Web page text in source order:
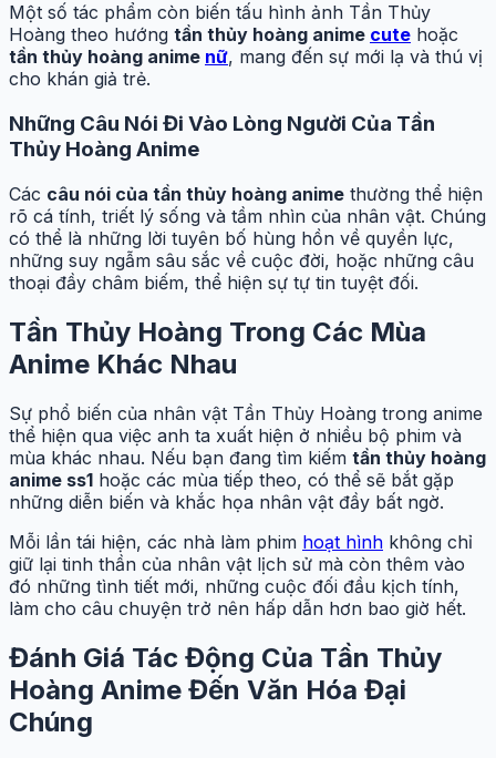
Một số tác phẩm còn biến tấu hình ảnh Tần Thủy
Hoàng theo hướng tần thủy hoàng anime cute hoặc
tần thủy hoàng anime nữ, mang đến sự mới lạ và thú vị
cho khán giả trẻ.
Những Câu Nói Đi Vào Lòng Người Của Tần
Thủy Hoàng Anime
Các câu nói của tần thủy hoàng anime thường thể hiện
rõ cá tính, triết lý sống và tầm nhìn của nhân vật. Chúng
có thể là những lời tuyên bố hùng hồn về quyền lực,
những suy ngẫm sâu sắc về cuộc đời, hoặc những câu
thoại đầy châm biếm, thể hiện sự tự tin tuyệt đối.
Tần Thủy Hoàng Trong Các Mùa
Anime Khác Nhau
Sự phổ biến của nhân vật Tần Thủy Hoàng trong anime
thể hiện qua việc anh ta xuất hiện ở nhiều bộ phim và
mùa khác nhau. Nếu bạn đang tìm kiếm tần thủy hoàng
anime ss1 hoặc các mùa tiếp theo, có thể sẽ bắt gặp
những diễn biến và khắc họa nhân vật đầy bất ngờ.
Mỗi lần tái hiện, các nhà làm phim hoạt hình không chỉ
giữ lại tinh thần của nhân vật lịch sử mà còn thêm vào
đó những tình tiết mới, những cuộc đối đầu kịch tính,
làm cho câu chuyện trở nên hấp dẫn hơn bao giờ hết.
Đánh Giá Tác Động Của Tần Thủy
Hoàng Anime Đến Văn Hóa Đại
Chúng